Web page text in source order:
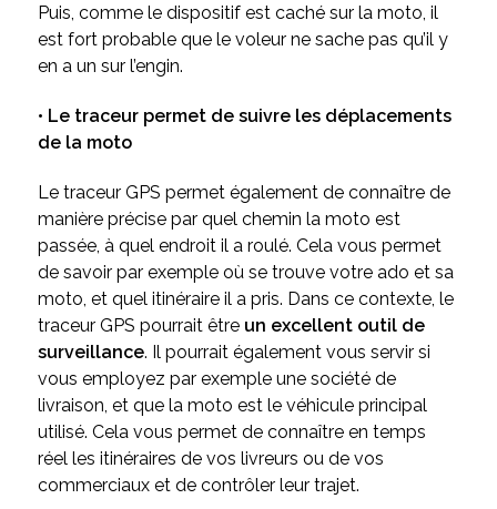
Puis, comme le dispositif est caché sur la moto, il
est fort probable que le voleur ne sache pas qu’il y
en a un sur l’engin.
• Le traceur permet de suivre les déplacements
de la moto
Le traceur GPS permet également de connaître de
manière précise par quel chemin la moto est
passée, à quel endroit il a roulé. Cela vous permet
de savoir par exemple où se trouve votre ado et sa
moto, et quel itinéraire il a pris. Dans ce contexte, le
traceur GPS pourrait être un excellent outil de
surveillance. Il pourrait également vous servir si
vous employez par exemple une société de
livraison, et que la moto est le véhicule principal
utilisé. Cela vous permet de connaître en temps
réel les itinéraires de vos livreurs ou de vos
commerciaux et de contrôler leur trajet.